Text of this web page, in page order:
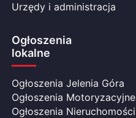
Urzędy i administracja
Ogłoszenia
lokalne
Ogłoszenia Jelenia Góra
Ogłoszenia Motoryzacyjne
Ogłoszenia Nieruchomości